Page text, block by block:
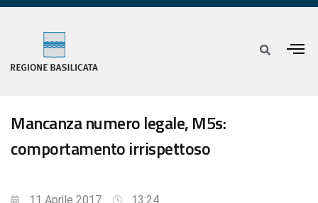
Mancanza numero legale, M5s:
comportamento irrispettoso
11 Aprile 2017 13:24